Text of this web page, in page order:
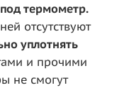
термометр.
отсутствуют
уплотнять
и прочими
не смогут